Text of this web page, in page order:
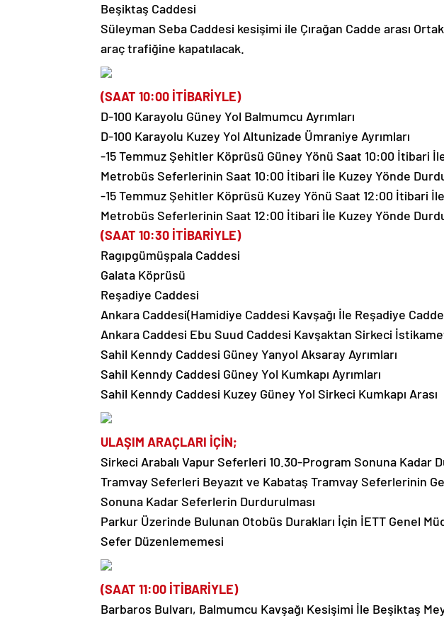
Beşiktaş Caddesi
Süleyman Seba Caddesi kesişimi ile Çırağan Cadde arası
araç trafiğine kapatılacak.
(SAAT 10:00 İTİBARİYLE)
D-100 Karayolu Güney Yol Balmumcu Ayrımları
D-100 Karayolu Kuzey Yol Altunizade Ümraniye Ayrımları
-15 Temmuz Şehitler Köprüsü Güney Yönü Saat 10:00 İtibari
Metrobüs Seferlerinin Saat 10:00 İtibari İle Kuzey Yönde
-15 Temmuz Şehitler Köprüsü Kuzey Yönü Saat 12:00 İtibari
Metrobüs Seferlerinin Saat 12:00 İtibari İle Kuzey Yönde
(SAAT 10:30 İTİBARİYLE)
Ragıpgümüşpala Caddesi
Galata Köprüsü
Reşadiye Caddesi
Ankara Caddesi(Hamidiye Caddesi Kavşağı İle Reşadiye
Ankara Caddesi Ebu Suud Caddesi Kavşaktan Sirkeci
Sahil Kenndy Caddesi Güney Yanyol Aksaray Ayrımları
Sahil Kenndy Caddesi Güney Yol Kumkapı Ayrımları
Sahil Kenndy Caddesi Kuzey Güney Yol Sirkeci Kumkapı Arası
ULAŞIM ARAÇLARI İÇİN;
Sirkeci Arabalı Vapur Seferleri 10.30-Program Sonuna Kadar
Tramvay Seferleri Beyazıt ve Kabataş Tramvay Seferlerinin
Sonuna Kadar Seferlerin Durdurulması
Parkur Üzerinde Bulunan Otobüs Durakları İçin İETT Genel
Sefer Düzenlememesi
(SAAT 11:00 İTİBARİYLE)
Barbaros Bulvarı, Balmumcu Kavşağı Kesişimi İle Beşiktaş